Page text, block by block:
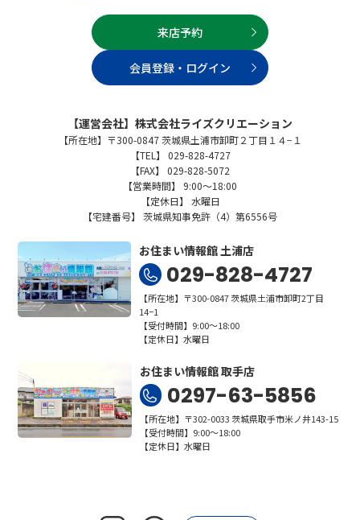
来店予約
会員登録・ログイン
【運営会社】株式会社ライズクリエーション
【所在地】〒300-0847 茨城県土浦市卸町２丁目１４−１
【TEL】 029-828-4727
【FAX】 029-828-5072
【営業時間】 9:00～18:00
【定休日】 水曜日
【宅建番号】 茨城県知事免許（4）第6556号
お住まい情報館 土浦店
029-828-4727
【所在地】〒300-0847 茨城県土浦市卸町2丁目
14−1
【受付時間】9:00～18:00
【定休日】水曜日
お住まい情報館 取手店
0297-63-5856
【所在地】〒302-0033 茨城県取手市米ノ井143-15
【受付時間】9:00～18:00
【定休日】水曜日